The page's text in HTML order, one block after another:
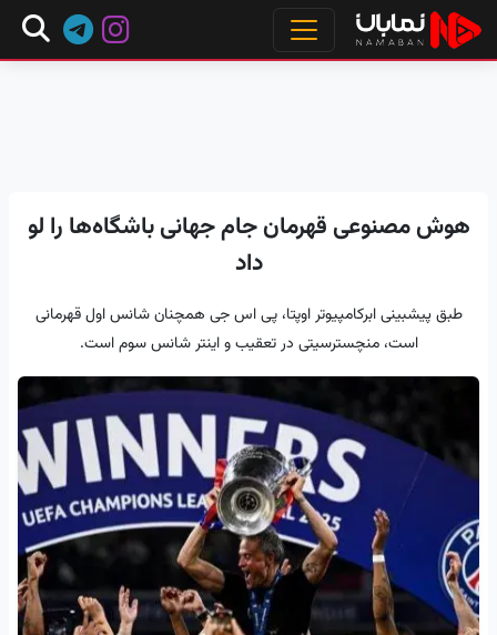
هوش مصنوعی قهرمان جام جهانی باشگاه‌ها را لو
داد
طبق پیشبینی ابرکامپیوتر اوپتا، پی اس جی همچنان شانس اول قهرمانی
است، منچسترسیتی در تعقیب و اینتر شانس سوم است.